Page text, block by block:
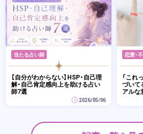
当たる占い師
【自分がわからない】HSP・自己理
解・自己肯定感向上を助ける占い
師7選
2026/05/06
恋愛・
「これ
づいて
アルな